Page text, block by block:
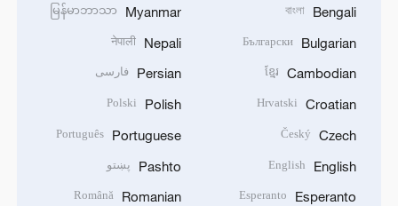
Bengali
বাংলা
Bulgarian
Български
Cambodian
ខ្មែរ
Croatian
Hrvatski
Czech
Český
English
English
Esperanto
Esperanto
Myanmar
မြန်မာဘာသာ
Nepali
नेपाली
Persian فارسی
Polish
Polski
Portuguese
Português
Pashto پښتو
Romanian
Română